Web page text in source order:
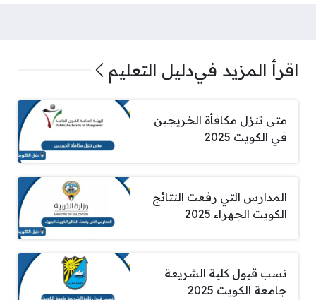
اقرأ المزيد فيدليل التعليم
متى تنزل مكافأة الخريجين
في الكويت 2025
المدارس التي رفعت النتائج
الكويت الجهراء 2025
نسب قبول كلية الشريعة
جامعة الكويت 2025